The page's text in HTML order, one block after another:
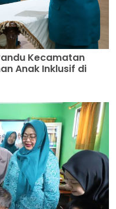
Kecamatan
Anak Inklusif di